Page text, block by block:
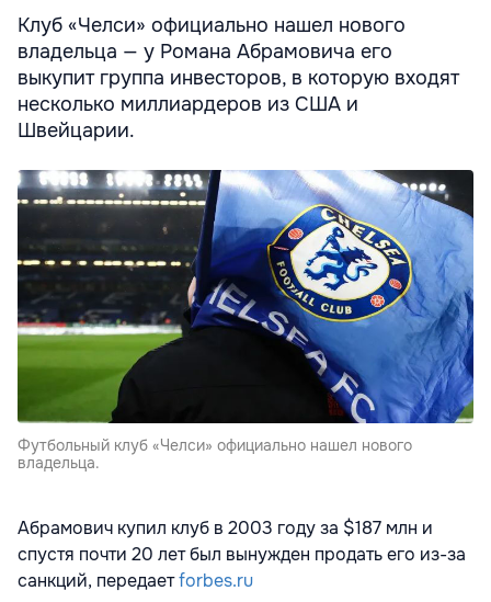
Клуб «Челси» официально нашел нового
владельца — у Романа Абрамовича его
выкупит группа инвесторов, в которую входят
несколько миллиардеров из США и
Швейцарии.
Футбольный клуб «Челси» официально нашел нового
владельца.
Абрамович купил клуб в 2003 году за $187 млн и
спустя почти 20 лет был вынужден продать его из-за
санкций, передаетforbes.ru